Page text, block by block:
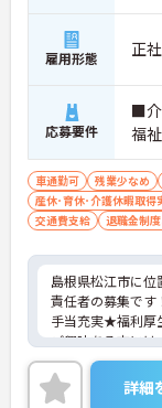
雇用形態 正
応募要件
■介
福
車通勤可 残業少なめ
産休･育休･介護休暇取得
交通費支給
退職金制
島根県松江市に
責任者の募集です
手当充実★福利厚
ご興味ある方には
詳細をお話しいた
い。
詳細